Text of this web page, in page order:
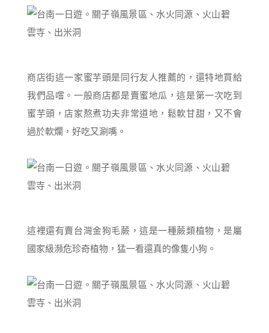
商店街這一家蜜芋頭是同行友人推薦的，還特地買給
我們品嚐。一般商店都是賣蜜地瓜，這是第一次吃到
蜜芋頭，店家熬煮功夫非常道地，鬆軟甘甜，又不會
過於軟爛，好吃又涮嘴。
這裡還有賣台灣金狗毛蕨，這是一種蕨類植物，是屬
國家級瀕危珍奇植物，猛一看還真的像隻小狗。